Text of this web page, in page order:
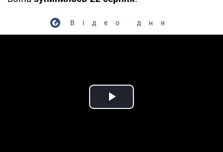
Відео дня
Play Video